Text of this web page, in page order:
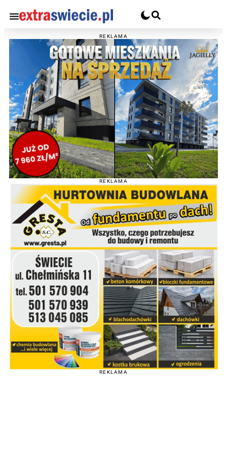
REKLAMA
REKLAMA
REKLAMA